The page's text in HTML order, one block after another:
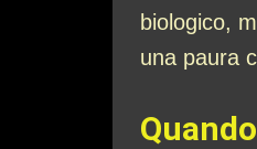
biologico,
una paura